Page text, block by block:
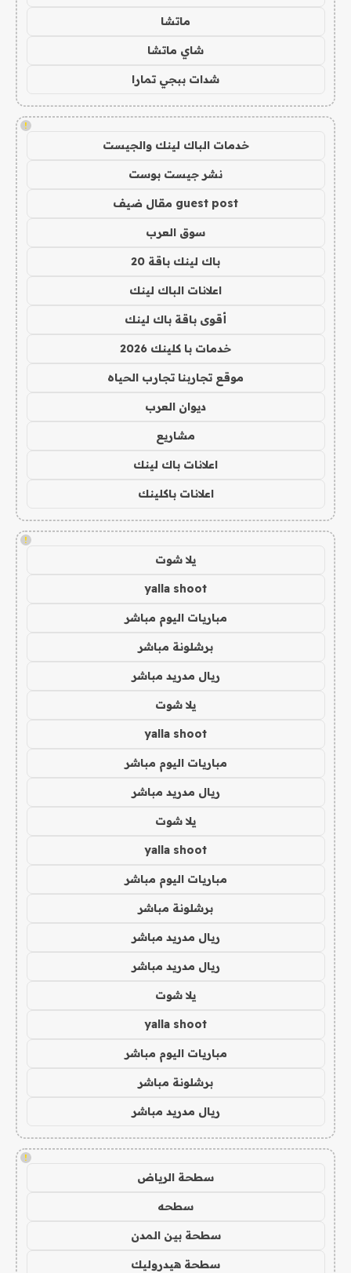
ماتشا
شاي ماتشا
شدات ببجي تمارا
!
خدمات الباك لينك والجيست
نشر جيست بوست
guest post مقال ضيف
سوق العرب
باك لينك باقة 20
اعلانات الباك لينك
أقوى باقة باك لينك
خدمات با كلينك 2026
موقع تجاربنا تجارب الحياه
ديوان العرب
مشاريع
اعلانات باك لينك
اعلانات باكلينك
!
يلا شوت
yalla shoot
مباريات اليوم مباشر
برشلونة مباشر
ريال مدريد مباشر
يلا شوت
yalla shoot
مباريات اليوم مباشر
ريال مدريد مباشر
يلا شوت
yalla shoot
مباريات اليوم مباشر
برشلونة مباشر
ريال مدريد مباشر
ريال مدريد مباشر
يلا شوت
yalla shoot
مباريات اليوم مباشر
برشلونة مباشر
ريال مدريد مباشر
!
سطحة الرياض
سطحه
سطحة بين المدن
سطحة هيدروليك